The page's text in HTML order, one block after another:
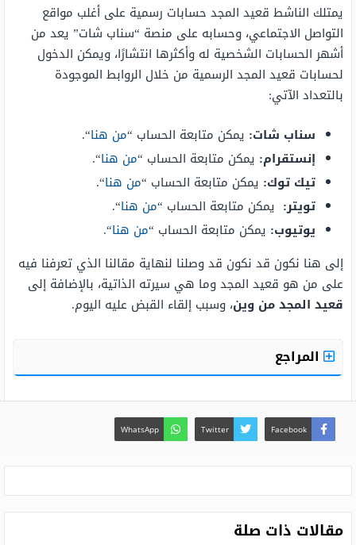
يمتلك الناشط قعيد المجد حسابات رسمية على أغلب مواقع
التواصل الاجتماعي، وحسابه على منصة “سناب شات” يعد من
أشهر الحسابات الشخصية له وأكثرها انتشارًا، ويمكن الدخول
لحسابات قعيد المجد الرسمية من خلال الروابط الموجودة
بالتعداد الآتي:
سناب شات: يمكن متابعة الحساب “من هنا“.
إنستقرام: يمكن متابعة الحساب “من هنا“.
تيك توك: يمكن متابعة الحساب “من هنا“.
تويتر: يمكن متابعة الحساب “من هنا“.
يوتيوب: يمكن متابعة الحساب “من هنا“.
إلى هنا نكون قد نكون قد وصلنا لنهاية مقالنا الذي تعرفنا فيه
على من هو قعيد المجد وما هي سيرته الذاتية، بالإضافة إلى
قعيد المجد من وين، وسبب إلقاء القبض عليه اليوم.
المراجع
Facebook
Twitter
WhatsApp
مقالات ذات صلة